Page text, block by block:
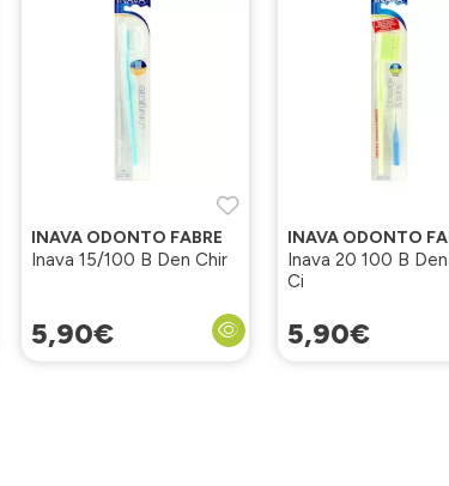
INAVA ODONTO FABRE
Inava 15/100 B Den Chir
5,90€
INAVA ODONTO
Inava 20 100 B
Ci
5,90€